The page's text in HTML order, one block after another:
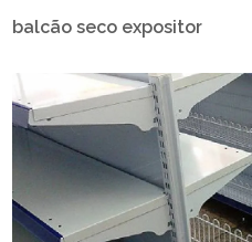
balcão seco expositor